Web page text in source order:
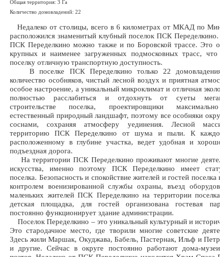
Общая территория: 3 Га
Количество домовладений: 22
Недалеко от столицы, всего в 6 километрах от МКАД по
расположился знаменитый клубный поселок ПСК
ПСК Переделкино можно также и по Боровской трассе. Это
крупных и наименее загруженных подмосковных трасс, что
поселку отличную транспортную доступность.
В поселке ПСК Переделкино только 22
количество особняков, чистый лесной воздух и приятная
особое настроение, а уникальный микроклимат и отличная
полностью расслабиться и отдохнуть от суеты
строительстве поселка, проектировщики
естественный природный ландшафт, поэтому все особняки
соснами, сохраняя атмосферу уединения. Лесной
территорию ПСК Переделкино от шума и пыли. К
расположенному в глубине участка, ведет удобная и
подъездная дорога.
На территории ПСК Переделкино проживают многие
искусства, именно поэтому ПСК Переделкино имеет
поселка. Безопасность и спокойствие жителей и гостей поселка
контролем военизированной службы охраны, въезд
маленьких жителей ПСК Переделкино на территории
детская площадка, для гостей организована гостевая
постоянно функционирует здание администрации.
Поселок Переделкино – это уникальный культурный и
Это стародачное место, где творили многие советские
Здесь жили Маршак, Окуджава, Бабель, Пастернак, Ильф и
и другие. Сейчас в округе постоянно работают дома-